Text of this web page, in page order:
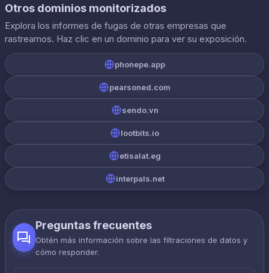
Otros dominios monitorizados
Explora los informes de fugas de otras empresas que
rastreamos. Haz clic en un dominio para ver su exposición.
phonepe.app
pearsoned.com
sendo.vn
lootbits.io
etisalat.eg
interpals.net
Preguntas frecuentes
Obtén más información sobre las filtraciones de datos y
cómo responder.